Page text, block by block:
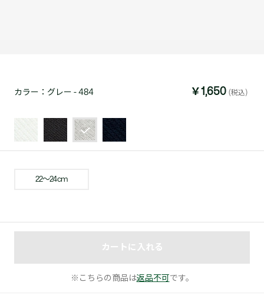
カラー： グレー - 484 ￥1,650 (税込)
22〜24cm
カートに入れる
※こちらの商品は返品不可 です。